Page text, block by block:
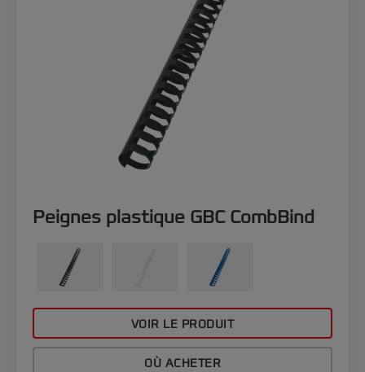
Peignes plastique GBC CombBind
VOIR LE PRODUIT
OÙ ACHETER